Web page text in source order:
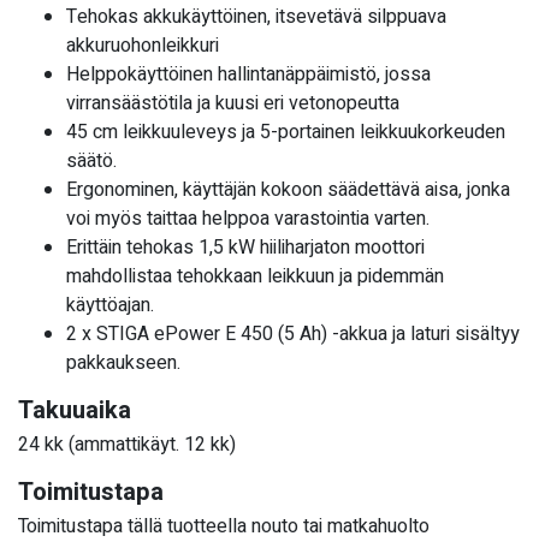
Tehokas akkukäyttöinen, itsevetävä silppuava
akkuruohonleikkuri
Helppokäyttöinen hallintanäppäimistö, jossa
virransäästötila ja kuusi eri vetonopeutta
45 cm leikkuuleveys ja 5-portainen leikkuukorkeuden
säätö.
Ergonominen, käyttäjän kokoon säädettävä aisa, jonka
voi myös taittaa helppoa varastointia varten.
Erittäin tehokas 1,5 kW hiiliharjaton moottori
mahdollistaa tehokkaan leikkuun ja pidemmän
käyttöajan.
2 x STIGA ePower E 450 (5 Ah) -akkua ja laturi sisältyy
pakkaukseen.
Takuuaika
24 kk (ammattikäyt. 12 kk)
Toimitustapa
Toimitustapa tällä tuotteella nouto tai matkahuolto